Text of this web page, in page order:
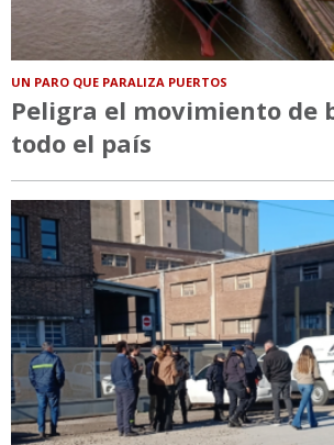
UN PARO QUE PARALIZA PUERTOS
Peligra el movimiento de
todo el país